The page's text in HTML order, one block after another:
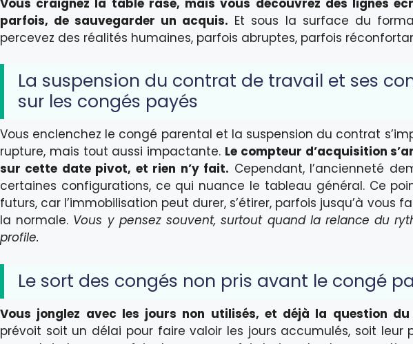
Vous craignez la table rase, mais vous découvrez des lignes
parfois, de sauvegarder un acquis. Et sous la surface du
percevez des réalités humaines, parfois abruptes, parfois
La suspension du contrat de travail et ses
sur les congés payés
Vous enclenchez le congé parental et la suspension du contrat
rupture, mais tout aussi impactante. Le compteur d’acquisition
sur cette date pivot, et rien n’y fait. Cependant, l’ancienneté
certaines configurations, ce qui nuance le tableau général. Ce
futurs, car l’immobilisation peut durer, s’étirer, parfois jusqu’à vous
la normale. Vous y pensez souvent, surtout quand la relance du
profile.
Le sort des congés non pris avant le congé
Vous jonglez avec les jours non utilisés, et déjà la question
prévoit soit un délai pour faire valoir les jours accumulés, soit leur